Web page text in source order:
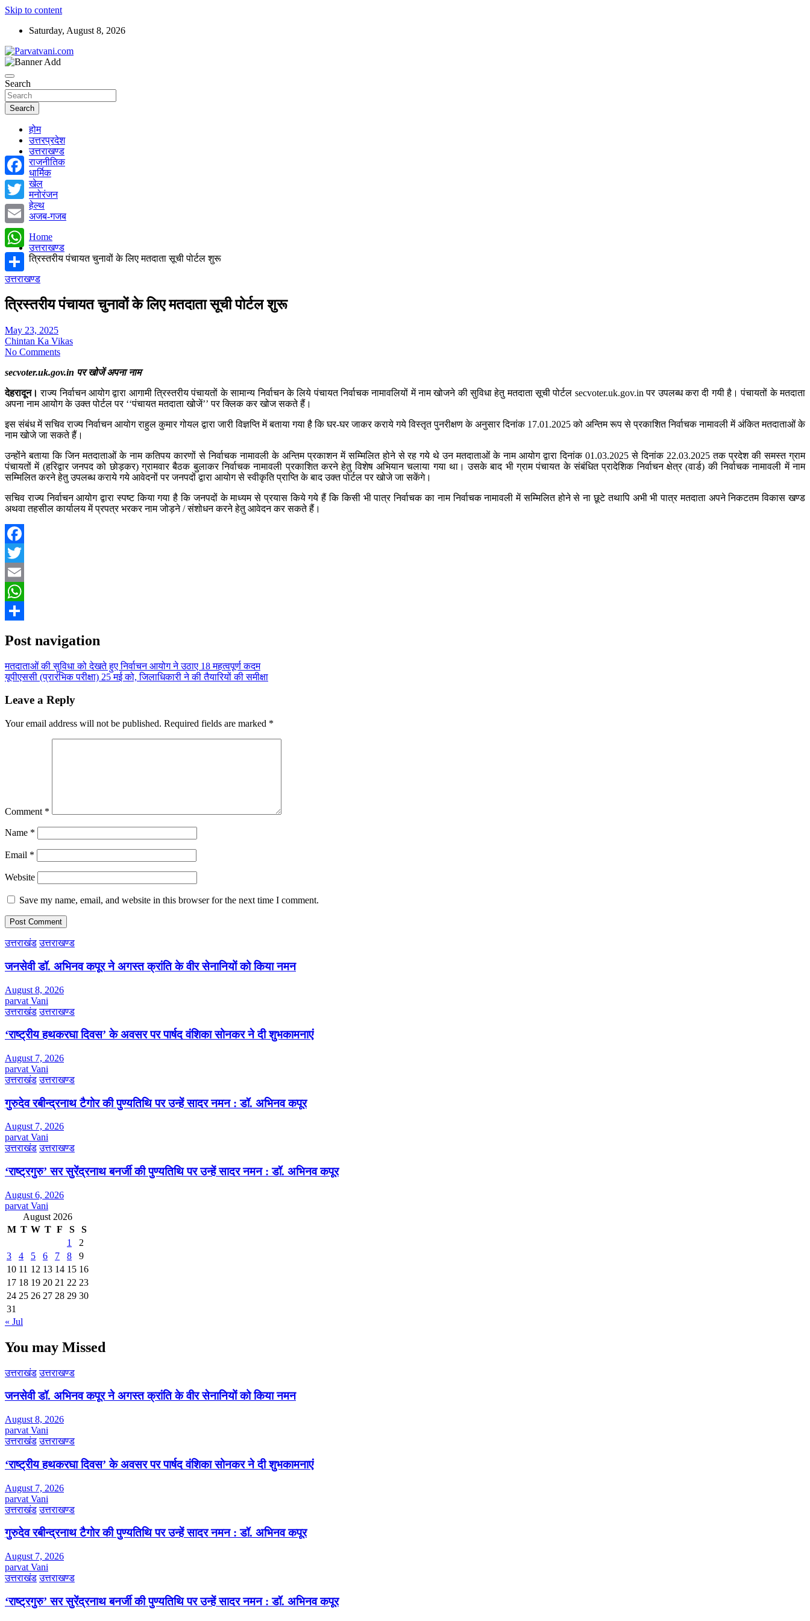
Skip to content
Saturday, August 8, 2026
Parvatvani.com
Search
Search
होम
उत्तरप्रदेश
उत्तराखण्ड
राजनीतिक
धार्मिक
खेल
मनोरंजन
हेल्थ
अजब-गजब
Home
उत्तराखण्ड
त्रिस्तरीय पंचायत चुनावों के लिए मतदाता सूची पोर्टल शुरू
उत्तराखण्ड
त्रिस्तरीय पंचायत चुनावों के लिए मतदाता सूची पोर्टल शुरू
May 23, 2025
Chintan Ka Vikas
No Comments
secvoter.uk.gov.in पर खोजें अपना नाम
देहरादून। राज्य निर्वाचन आयोग द्वारा आगामी त्रिस्तरीय पंचायतों के सामान्य निर्वाचन के लिये पंचायत निर्वाचक नामावलियों में नाम खोजने की सुविधा हेतु मतदाता सूची पोर्टल secvoter.uk.gov.in पर उपलब्ध करा दी गयी है। पंचायतों के मतदाता
अपना नाम आयोग के उक्त पोर्टल पर ‘‘पंचायत मतदाता खोजें’’ पर क्लिक कर खोज सकते हैं।
इस संबंध में सचिव राज्य निर्वाचन आयोग राहुल कुमार गोयल द्वारा जारी विज्ञप्ति में बताया गया है कि घर-घर जाकर कराये गये विस्तृत पुनरीक्षण के अनुसार दिनांक 17.01.2025 को अन्तिम रूप से प्रकाशित निर्वाचक नामावली में अंकित मतदाताओं के
नाम खोजे जा सकते हैं।
उन्होंने बताया कि जिन मतदाताओं के नाम कतिपय कारणों से निर्वाचक नामावली के अन्तिम प्रकाशन में सम्मिलित होने से रह गये थे उन मतदाताओं के नाम आयोग द्वारा दिनांक 01.03.2025 से दिनांक 22.03.2025 तक प्रदेश की समस्त ग्राम
पंचायतों में (हरिद्वार जनपद को छोड़कर) ग्रामवार बैठक बुलाकर निर्वाचक नामावली प्रकाशित करने हेतु विशेष अभियान चलाया गया था। उसके बाद भी ग्राम पंचायत के संबंधित प्रादेशिक निर्वाचन क्षेत्र (वार्ड) की निर्वाचक नामावली में नाम
सम्मिलित करने हेतु उपलब्ध कराये गये आवेदनों पर जनपदों द्वारा आयोग से स्वीकृति प्राप्ति के बाद उक्त पोर्टल पर खोजे जा सकेंगे।
सचिव राज्य निर्वाचन आयोग द्वारा स्पष्ट किया गया है कि जनपदों के माध्यम से प्रयास किये गये हैं कि किसी भी पात्र निर्वाचक का नाम निर्वाचक नामावली में सम्मिलित होने से ना छूटे तथापि अभी भी पात्र मतदाता अपने निकटतम विकास खण्ड
अथवा तहसील कार्यालय में प्रपत्र भरकर नाम जोड़ने / संशोधन करने हेतु आवेदन कर सकते हैं।
Facebook
Twitter
Email
WhatsApp
Post navigation
मतदाताओं की सुविधा को देखते हुए निर्वाचन आयोग ने उठाए 18 महत्वपूर्ण कदम
यूपीएससी (प्रारंभिक परीक्षा) 25 मई को, जिलाधिकारी ने की तैयारियों की समीक्षा
Leave a Reply
Your email address will not be published. Required fields are marked *
Comment *
Name *
Email *
Website
Save my name, email, and website in this browser for the next time I comment.
उत्तराखंड उत्तराखण्ड
जनसेवी डॉ. अभिनव कपूर ने अगस्त क्रांति के वीर सेनानियों को किया नमन
August 8, 2026
parvat Vani
उत्तराखंड उत्तराखण्ड
‘राष्ट्रीय हथकरघा दिवस’ के अवसर पर पार्षद वंशिका सोनकर ने दी शुभकामनाएं
August 7, 2026
parvat Vani
उत्तराखंड उत्तराखण्ड
गुरुदेव रबीन्द्रनाथ टैगोर की पुण्यतिथि पर उन्हें सादर नमन : डॉ. अभिनव कपूर
August 7, 2026
parvat Vani
उत्तराखंड उत्तराखण्ड
‘राष्ट्रगुरु’ सर सुरेंद्रनाथ बनर्जी की पुण्यतिथि पर उन्हें सादर नमन : डॉ. अभिनव कपूर
August 6, 2026
parvat Vani
August 2026
M T W T F S
S
1
2
3
4 5 6 7 8
9
10 11 12 13 14 15 16
17 18 19 20 21 22 23
24 25 26 27 28 29 30
31
« Jul
You may Missed
उत्तराखंड उत्तराखण्ड
जनसेवी डॉ. अभिनव कपूर ने अगस्त क्रांति के वीर सेनानियों को किया नमन
August 8, 2026
parvat Vani
उत्तराखंड उत्तराखण्ड
‘राष्ट्रीय हथकरघा दिवस’ के अवसर पर पार्षद वंशिका सोनकर ने दी शुभकामनाएं
August 7, 2026
parvat Vani
उत्तराखंड उत्तराखण्ड
गुरुदेव रबीन्द्रनाथ टैगोर की पुण्यतिथि पर उन्हें सादर नमन : डॉ. अभिनव कपूर
August 7, 2026
parvat Vani
उत्तराखंड उत्तराखण्ड
‘राष्ट्रगुरु’ सर सुरेंद्रनाथ बनर्जी की पुण्यतिथि पर उन्हें सादर नमन : डॉ. अभिनव कपूर
Facebook
Twitter
Email
WhatsApp
Share